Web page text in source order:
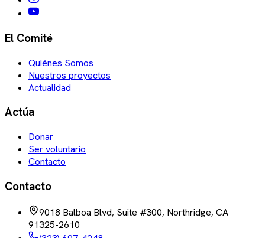
El Comité
Quiénes Somos
Nuestros proyectos
Actualidad
Actúa
Donar
Ser voluntario
Contacto
Contacto
9018 Balboa Blvd, Suite #300, Northridge, CA
91325-2610